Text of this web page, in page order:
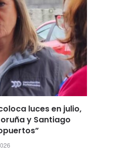
luces en julio,
y Santiago